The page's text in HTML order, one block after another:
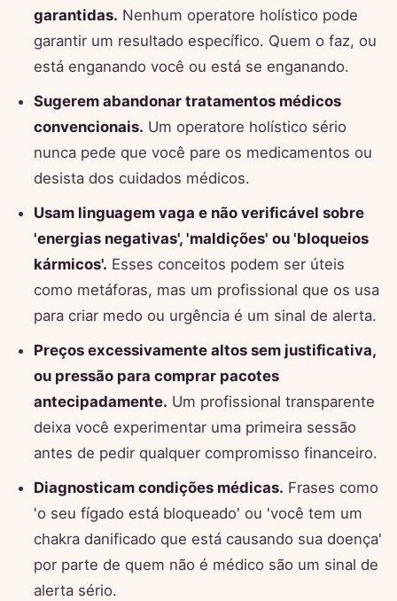
garantidas. Nenhum operatore holístico pode
garantir um resultado específico. Quem o faz, ou
está enganando você ou está se enganando.
Sugerem abandonar tratamentos médicos
convencionais. Um operatore holístico sério
nunca pede que você pare os medicamentos ou
desista dos cuidados médicos.
Usam linguagem vaga e não verificável sobre
'energias negativas', 'maldições' ou 'bloqueios
kármicos'. Esses conceitos podem ser úteis
como metáforas, mas um profissional que os usa
para criar medo ou urgência é um sinal de alerta.
Preços excessivamente altos sem justificativa,
ou pressão para comprar pacotes
antecipadamente. Um profissional transparente
deixa você experimentar uma primeira sessão
antes de pedir qualquer compromisso financeiro.
Diagnosticam condições médicas. Frases como
'o seu fígado está bloqueado' ou 'você tem um
chakra danificado que está causando sua doença'
por parte de quem não é médico são um sinal de
alerta sério.